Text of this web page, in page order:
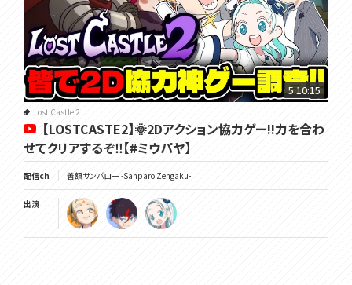
5:10:15
Lost Castle 2
【LOSTCASTE2】🌞2Dアクション協力ゲー!!力を合わ
せてクリアするぞ‼【#ミウパヤ】
配信ch 善額サンパロー -Sanparo Zengaku-
出演